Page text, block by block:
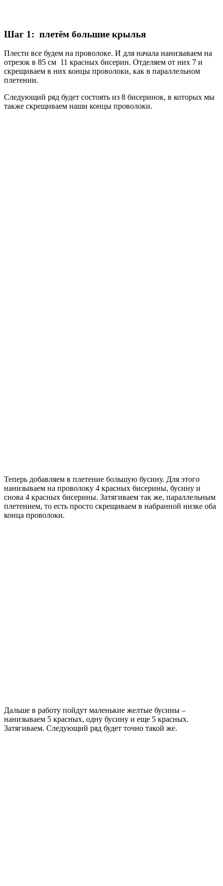
Шаг 1: плетём большие крылья
Плести все будем на проволоке. И для начала нанизываем на
отрезок в 85 см 11 красных бисерин. Отделяем от них 7 и
скрещиваем в них концы проволоки, как в параллельном
плетении.
Следующий ряд будет состоять из 8 бисеринок, в которых мы
также скрещиваем наши концы проволоки.
Теперь добавляем в плетение большую бусину. Для этого
нанизываем на проволоку 4 красных бисерины, бусину и
снова 4 красных бисерины. Затягиваем так же, параллельным
плетением, то есть просто скрещиваем в набранной низке оба
конца проволоки.
Дальше в работу пойдут маленькие желтые бусины –
нанизываем 5 красных, одну бусину и еще 5 красных.
Затягиваем. Следующий ряд будет точно такой же.